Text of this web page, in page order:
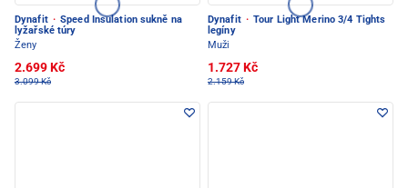
Dynafit · Speed Insulation sukně na
lyžařské túry
Ženy
2.699 Kč
3.099 Kč
Dynafit · Tour Light Merino 3/4 Tights
legíny
Muži
1.727 Kč
2.159 Kč